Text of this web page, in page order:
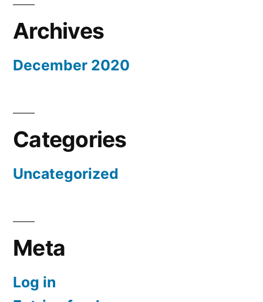
Archives
December 2020
Categories
Uncategorized
Meta
Log in